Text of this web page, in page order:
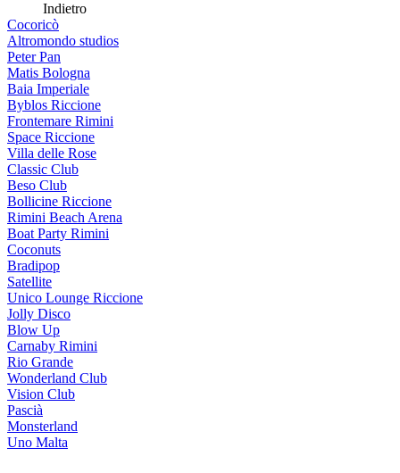
Indietro
Cocoricò
Altromondo studios
Peter Pan
Matis Bologna
Baia Imperiale
Byblos Riccione
Frontemare Rimini
Space Riccione
Villa delle Rose
Classic Club
Beso Club
Bollicine Riccione
Rimini Beach Arena
Boat Party Rimini
Coconuts
Bradipop
Satellite
Unico Lounge Riccione
Jolly Disco
Blow Up
Carnaby Rimini
Rio Grande
Wonderland Club
Vision Club
Pascià
Monsterland
Uno Malta